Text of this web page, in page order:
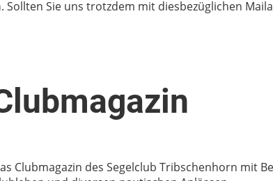
. Sollten Sie uns trotzdem mit diesbezüglichen
Clubmagazin des Segelclub Tribschenhorn mit